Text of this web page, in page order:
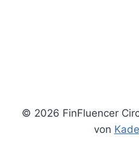
© 2026 FinFluencer
von